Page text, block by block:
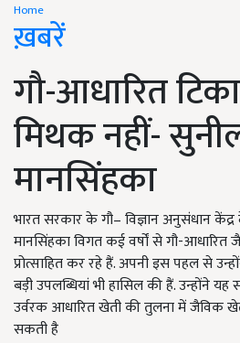
Home
ख़बरें
गौ-आधारित
मिथक नहीं-
मानसिंहका
भारत सरकार के गौ– विज्ञान अनुसंधान
मानसिंहका विगत कई वर्षों से गौ-
प्रोत्साहित कर रहे हैं. अपनी इस पहल से
बड़ी उपलब्धियां भी हासिल की हैं. उन्होंने
उर्वरक आधारित खेती की तुलना में जैविक
सकती है